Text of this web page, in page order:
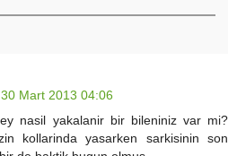
30 Mart 2013 04:06
nasil yakalanir bir bileniniz var mi?
kollarinda yasarken sarkisinin son